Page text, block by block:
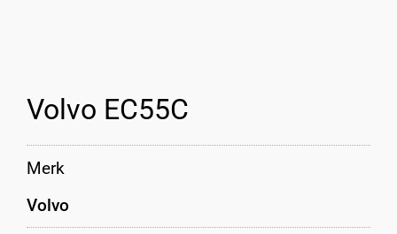
Volvo EC55C
Merk
Volvo